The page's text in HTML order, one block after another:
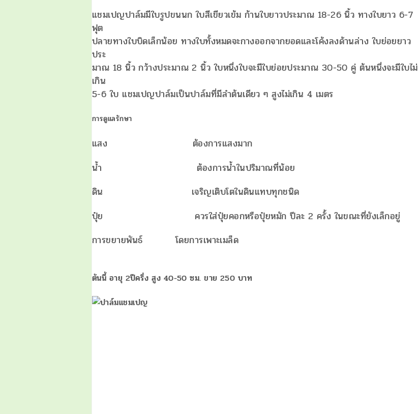
แชมเปญปาล์มมีใบรูปขนนก ใบสีเขียวเข้ม ก้านใบยาวประมาณ 18-26 นิ้ว ทางใบยาว 6-7
ฟุต
ปลายทางใบบิดเล็กน้อย ทางใบทั้งหมดจะกางออกจากยอดและโค้งลงด้านล่าง ใบย่อยยาว
ประ
มาณ 18 นิ้ว กว้างประมาณ 2 นิ้ว ใบหนึ่งใบจะมีใบย่อยประมาณ 30-50 คู่ ต้นหนึ่งจะมีใบไม่
เกิน
5-6 ใบ แชมเปญปาล์มเป็นปาล์มที่มีลำต้นเดียว ๆ สูงไม่เกิน 4 เมตร
การดูแลรักษา
แสง ต้องการแสงมาก
น้ำ ต้องการน้ำในปริมาณที่น้อย
ดิน เจริญเติบโตในดินแทบทุกชนิด
ปุ๋ย ควรใส่ปุ๋ยคอกหรือปุ๋ยหมัก ปีละ 2 ครั้ง ในขณะที่ยังเล็กอยู่
การขยายพันธ์ โดยการเพาะเมล็ด
ต้นนี้ อายุ 2ปีครึ่ง สูง 40-50 ซม. ขาย 250 บาท